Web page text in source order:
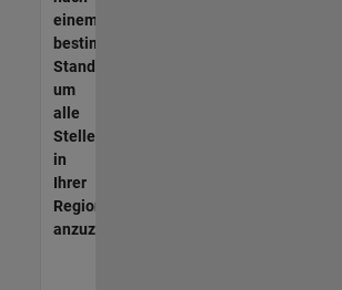
einem
bestimmten
Standort,
um
alle
Stellenangebote
in
Ihrer
Region
anzuzeigen.